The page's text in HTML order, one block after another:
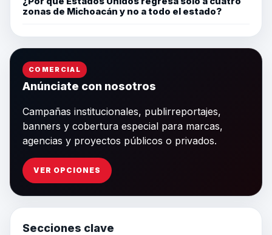
zonas de Michoacán y no a todo el estado?
COMERCIAL
Anúnciate con nosotros
Campañas institucionales, publirreportajes,
banners y cobertura especial para marcas,
agencias y proyectos públicos o privados.
VER OPCIONES
Secciones clave